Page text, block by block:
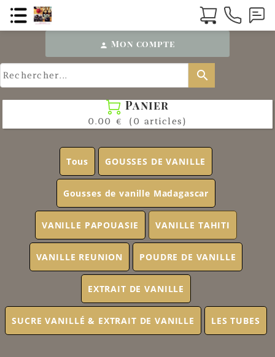
person Mon compte
search
 Panier
0.00 € (0 articles)
Tous GOUSSES DE VANILLE
Gousses de vanille Madagascar
VANILLE PAPOUASIE VANILLE TAHITI
VANILLE REUNION POUDRE DE VANILLE
EXTRAIT DE VANILLE
SUCRE VANILLÉ & EXTRAIT DE VANILLE LES TUBES